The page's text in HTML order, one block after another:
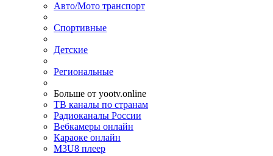
Авто/Мото транспорт
Спортивные
Детские
Региональные
Больше от yootv.online
ТВ каналы по странам
Радиоканалы России
Вебкамеры онлайн
Караоке онлайн
M3U8 плеер